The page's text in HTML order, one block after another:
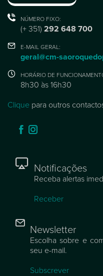
NÚMERO FIXO:
(+ 351) 292 648 700
E-MAIL GERAL:
geral@cm-
HORÁRIO DE
8h30 às 16h30
Clique para outros
Notificações
Receba alertas
Receber
Newsletter
Escolha sobre e
seu e-mail.
Subscrever